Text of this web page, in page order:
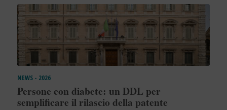
NEWS - 2026
Persone con diabete: un DDL per
semplificare il rilascio della patente